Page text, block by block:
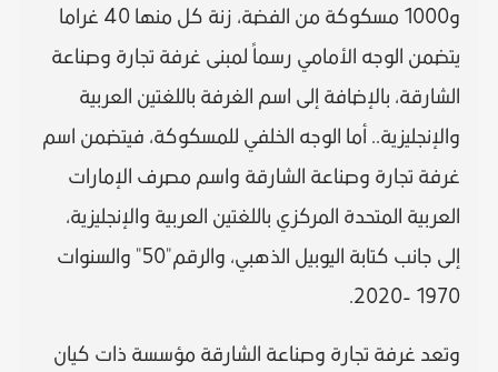
و1000 مسكوكة من الفضة، زنة كل منها 40 غراما
يتضمن الوجه الأمامي رسماً لمبنى غرفة تجارة وصناعة
الشارقة، بالإضافة إلى اسم الغرفة باللغتين العربية
والإنجليزية.. أما الوجه الخلفي للمسكوكة، فيتضمن اسم
غرفة تجارة وصناعة الشارقة واسم مصرف الإمارات
العربية المتحدة المركزي باللغتين العربية والإنجليزية،
إلى جانب كتابة اليوبيل الذهبي، والرقم"50" والسنوات
1970 -2020.
وتعد غرفة تجارة وصناعة الشارقة مؤسسة ذات كيان